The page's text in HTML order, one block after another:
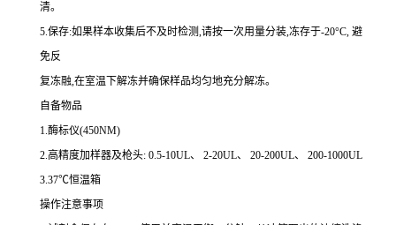
清。
5.保存:如果样本收集后不及时检测,请按一次用量分装,冻存于-20°C, 避
免反
复冻融,在室温下解冻并确保样品均匀地充分解冻。
自备物品
1.酶标仪(450NM)
2.高精度加样器及枪头: 0.5-10UL、 2-20UL、 20-200UL、 200-1000UL
3.37℃恒温箱
操作注意事项